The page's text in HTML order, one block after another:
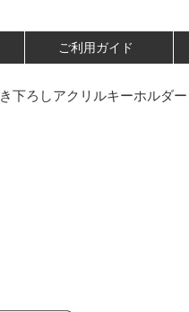
ご利用ガイド
ろしアクリルキーホルダー